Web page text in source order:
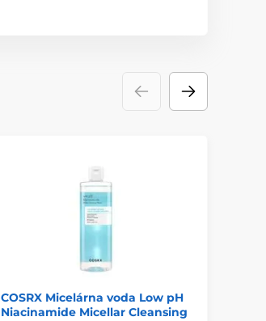
COSRX Micelárna voda Low pH
Niacinamide Micellar Cleansing